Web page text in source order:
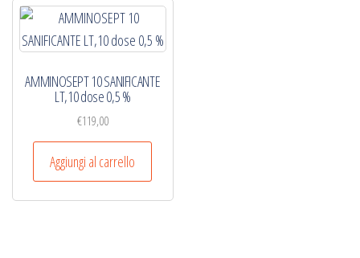
AMMINOSEPT 10 SANIFICANTE
LT,10 dose 0,5 %
€119,00
Aggiungi al carrello